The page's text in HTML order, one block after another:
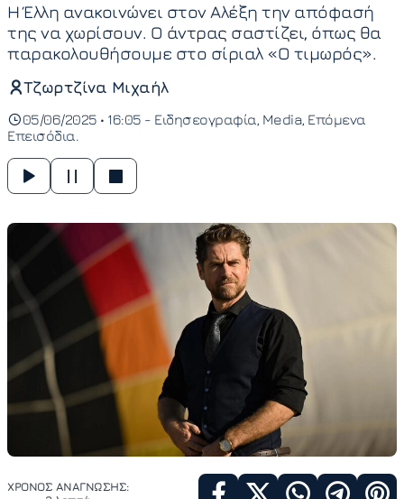
Η Έλλη ανακοινώνει στον Αλέξη την απόφασή
της να χωρίσουν. Ο άντρας σαστίζει, όπως θα
παρακολουθήσουμε στο σίριαλ «Ο τιμωρός».
Τζωρτζίνα Μιχαήλ
05/06/2025 • 16:05 - Ειδησεογραφία Media Επόμενα
Επεισόδια
ΧΡΟΝΟΣ ΑΝΑΓΝΩΣΗΣ: